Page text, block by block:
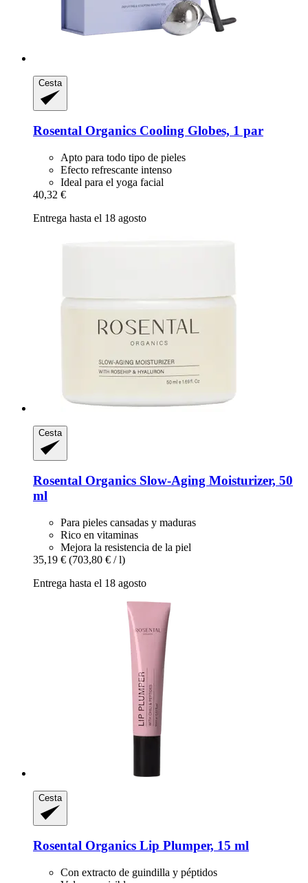
Cesta
Rosental Organics Cooling Globes, 1 par
Apto para todo tipo de pieles
Efecto refrescante intenso
Ideal para el yoga facial
40,32 €
Entrega hasta el 18 agosto
Cesta
Rosental Organics Slow-​Aging Moisturizer, 50
ml
Para pieles cansadas y maduras
Rico en vitaminas
Mejora la resistencia de la piel
35,19 € (703,80 € / l)
Entrega hasta el 18 agosto
Cesta
Rosental Organics Lip Plumper, 15 ml
Con extracto de guindilla y péptidos